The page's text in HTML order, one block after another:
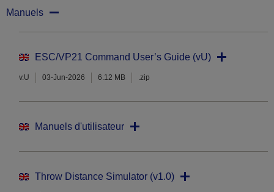
Manuels
ESC/VP21 Command User’s Guide (vU)
v.U 03-Jun-2026 6.12 MB .zip
Manuels d'utilisateur
Throw Distance Simulator (v1.0)